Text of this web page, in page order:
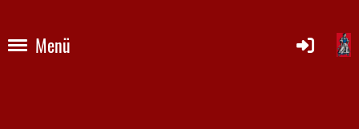
Menü